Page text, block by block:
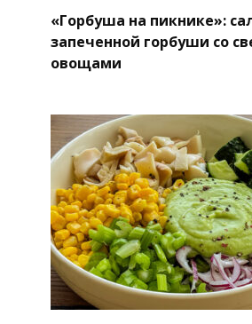
«Горбуша на пикнике»:
запеченной горбуши со
овощами